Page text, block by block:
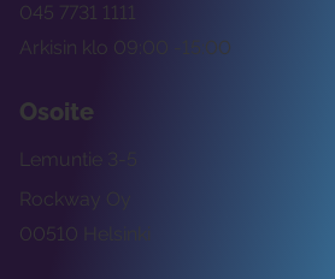
Arkisin klo 09:00 -15:00
045 7731 1111
Osoite
Rockway Oy
Lemuntie 3-5
00510 Helsinki